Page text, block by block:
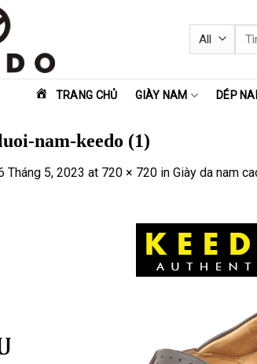
Tìm
TRANG CHỦ GIÀY NAM DÉP
nam-keedo (1)
Tháng 5, 2023 at 720 × 720 in Giày da nam